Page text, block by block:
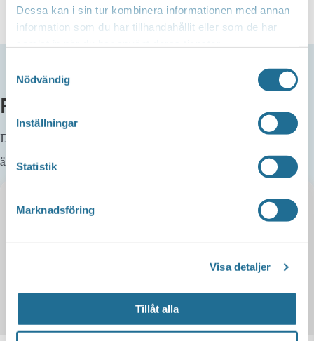
Dessa kan i sin tur kombinera informationen med annan
information som du har tillhandahållit eller som de har
Nödvändig
Inställningar
Statistik
Marknadsföring
Visa detaljer
Tillåt alla
Fler aktiviteter
Det finns mycket att upptäcka i vår kommun. Kanske du
även kan vara intresserad av detta.